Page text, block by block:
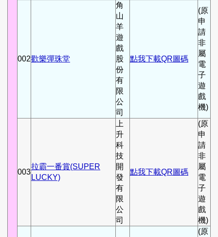
002歡樂彈珠堂
角
山
羊
遊
戲
股
份
有
限
公
司
點我下載QR圖碼
(原
申
請
非
屬
電
子
遊
戲
機)
003
拉霸一番賞(SUPER
LUCKY)
上
升
科
技
開
發
有
限
公
司
點我下載QR圖碼
(原
申
請
非
屬
電
子
遊
戲
機)
(原